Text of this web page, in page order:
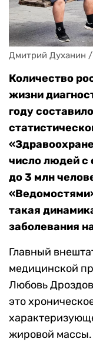
Дмитрий Духанин
Количество
жизни
году
число людей с
до 3 млн
такая
заболевания
Главный
медицинской
Любовь
это
жировой массы.